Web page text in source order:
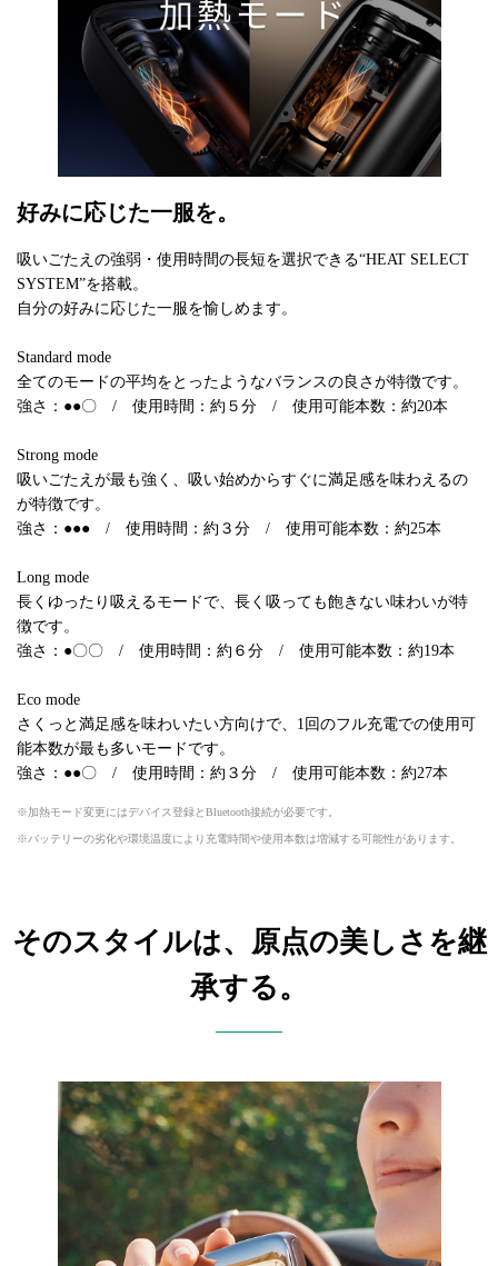
好みに応じた一服を。
吸いごたえの強弱・使用時間の長短を選択できる“HEAT SELECT
SYSTEM”を搭載。
自分の好みに応じた一服を愉しめます。
Standard mode
全てのモードの平均をとったようなバランスの良さが特徴です。
強さ：●●〇 / 使用時間：約５分 / 使用可能本数：約20本
Strong mode
吸いごたえが最も強く、吸い始めからすぐに満足感を味わえるの
が特徴です。
強さ：●●● / 使用時間：約３分 / 使用可能本数：約25本
Long mode
長くゆったり吸えるモードで、長く吸っても飽きない味わいが特
徴です。
強さ：●〇〇 / 使用時間：約６分 / 使用可能本数：約19本
Eco mode
さくっと満足感を味わいたい方向けで、1回のフル充電での使用可
能本数が最も多いモードです。
強さ：●●〇 / 使用時間：約３分 / 使用可能本数：約27本
加熱モード変更にはデバイス登録とBluetooth接続が必要です。
バッテリーの劣化や環境温度により充電時間や使用本数は増減する可能性があります。
そのスタイルは、原点の美しさを継
承する。